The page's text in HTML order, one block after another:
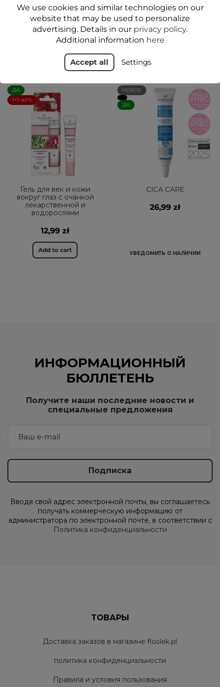
Floslek
24,99 zł
Add to cart
18,99 zł
Add to cart
ДА
1+1-40%
Гель для век и кожи
вокруг глаз с очанкой
лекарственной и
водорослями
12,99 zł
Add to cart
НОВОЕ
ДА
CICA CARE
26,99 zł
УВЕДОМИТЬ О НАЛИЧИИ
ИНФОРМАЦИОННЫЙ
БЮЛЛЕТЕНЬ
Получите наши последние новости и
специальные предложения
Вводя свой адрес электронной почты, вы соглашаетесь
получать коммерческую информацию от
администратора по электронной почте, в соответствии с
Политика конфиденциальности
ТОВАРЫ
Доставка заказов в магазине floslek.pl
политика конфиденциальности
Правила и условия пользования
We use cookies and similar technologies on our
website that may be used to personalize
advertising. Details in our privacy policy.
Additional information here
Accept all Settings